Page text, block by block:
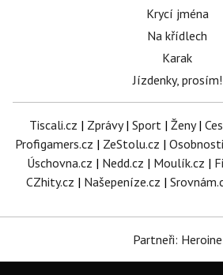
Krycí jména
Na křídlech
Karak
Jízdenky, prosím!
Tiscali.cz | Zprávy| Sport | Ženy|
Profigamers.cz | ZeStolu.cz |
Úschovna.cz | Nedd.cz | Moulík.cz |
CZhity.cz | Našepeníze.cz |
Partneři: Heroine